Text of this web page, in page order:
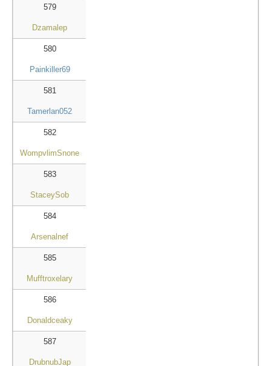
579
Dzamalep
580
Painkiller69
581
Tamerlan052
582
WompvlimSnone
583
StaceySob
584
Arsenalnef
585
Mufftroxelary
586
Donaldceaky
587
DrubnubJap